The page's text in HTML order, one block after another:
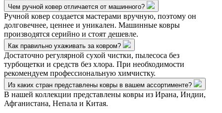
Чем ручной ковер отличается от машинного?
Ручной ковер создается мастерами вручную, поэтому он
долговечнее, ценнее и уникален. Машинные ковры
производятся серийно и стоят дешевле.
Как правильно ухаживать за ковром?
Достаточно регулярной сухой чистки, пылесоса без
турбощетки и средств без хлора. При необходимости
рекомендуем профессиональную химчистку.
Из каких стран представлены ковры в вашем ассортименте?
В нашей коллекции представлены ковры из Ирана, Индии,
Афганистана, Непала и Китая.